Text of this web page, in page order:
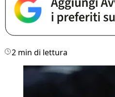
2 min di lettura